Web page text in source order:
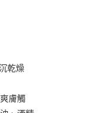
乾燥
膚觸